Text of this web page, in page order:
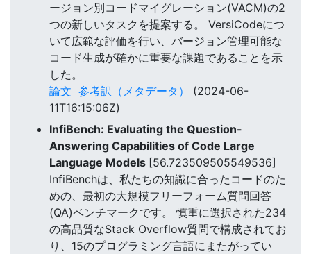
ージョン別コードマイグレーション(VACM)の2
つの新しいタスクを提案する。 VersiCodeにつ
いて広範な評価を行い、バージョン管理可能な
コード生成が確かに重要な課題であることを示
した。
論文 参考訳（メタデータ）
(2024-06-
11T16:15:06Z)
InfiBench: Evaluating the Question-
Answering Capabilities of Code Large
Language Models [56.723509505549536]
InfiBenchは、私たちの知識に合ったコードのた
めの、最初の大規模フリーフォーム質問回答
(QA)ベンチマークです。 慎重に選択された234
の高品質なStack Overflow質問で構成されてお
り、15のプログラミング言語にまたがってい